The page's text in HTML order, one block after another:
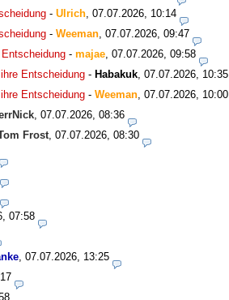
- Ulrich 07.07.2026, 10:14
- Weeman 07.07.2026, 09:47
- majae 07.07.2026, 09:58
Entscheidung - Habakuk 07.07.2026, 10:35
Entscheidung - Weeman 07.07.2026, 10:00
07.07.2026, 08:36
Frost 07.07.2026, 08:30
07:58
07.07.2026, 13:25